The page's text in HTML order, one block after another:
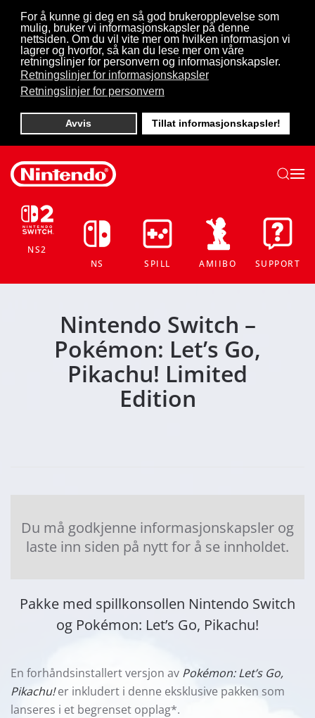
For å kunne gi deg en så god brukeropplevelse som
mulig, bruker vi informasjonskapsler på denne
nettsiden. Om du vil vite mer om hvilken informasjon vi
lagrer og hvorfor, så kan du lese mer om våre
retningslinjer for personvern og informasjonskapsler.
Retningslinjer for informasjonskapsler
Retningslinjer for personvern
Avvis Tillat informasjonskapsler!
Skip to main content
NS2
NS
SPILL AMIIBO SUPPORT
Nintendo Switch –
Pokémon: Let’s Go,
Pikachu! Limited
Edition
Du må godkjenne informasjonskapsler og
laste inn siden på nytt for å se innholdet.
Pakke med spillkonsollen Nintendo Switch
og Pokémon: Let’s Go, Pikachu!
En forhåndsinstallert versjon av Pokémon: Let’s Go,
Pikachu!er inkludert i denne eksklusive pakken som
lanseres i et begrenset opplag*.